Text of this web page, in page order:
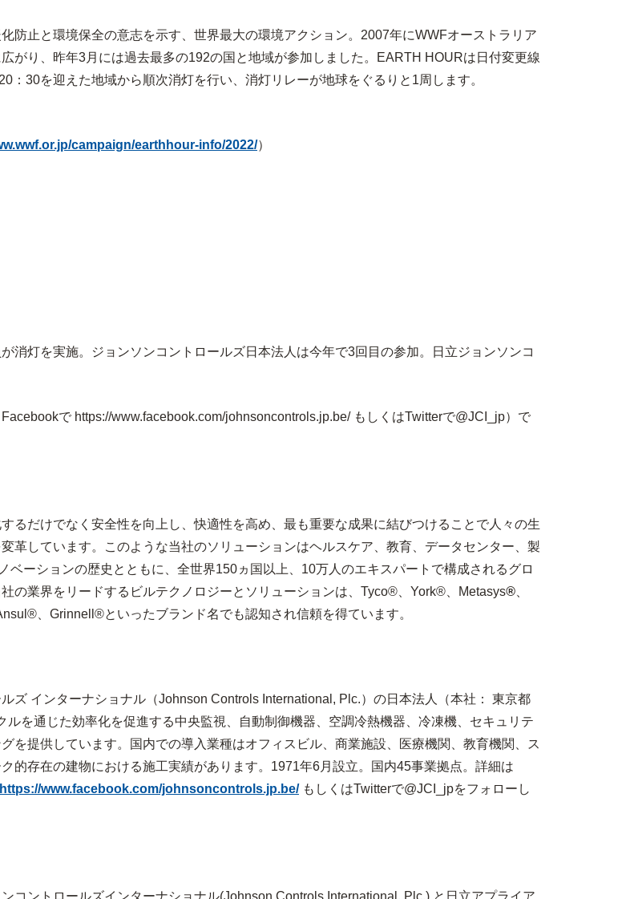
防止と環境保全の意志を示す、世界最大の環境アクション。2007年にWWFオーストラリア
がり、昨年3月には過去最多の192の国と地域が参加しました。EARTH HOURは日付変更線
30を迎えた地域から順次消灯を行い、消灯リレーが地球をぐるりと1周します。
campaign/earthhour-info/2022/）
消灯を実施。ジョンソンコントロールズ日本法人は今年で3回目の参加。日立ジョンソンコ
で https://www.facebook.com/johnsoncontrols.jp.be/ もしくはTwitterで@JCI_jp）で
るだけでなく安全性を向上し、快適性を高め、最も重要な成果に結びつけることで人々の生
革しています。このような当社のソリューションはヘルスケア、教育、データセンター、製
ベーションの歴史とともに、全世界150ヵ国以上、 10万人のエキスパートで構成されるグロ
の業界をリードするビルテクノロジーとソリューションは、 Tyco® York® Metasys®
Grinnell®といったブランド名でも認知され信頼を得ています。
ズ インターナショナル（Johnson Controls International, Plc.）の日本法人（本社： 東京都
を通じた効率化を促進する中央監視、自動制御機器、空調冷熱機器、冷凍機、セキュリテ
を提供しています。国内での導入業種はオフィスビル、商業施設、医療機関、教育機関、ス
的存在の建物における施工実績があります。1971年6月設立。国内45事業拠点。詳細は
https://www.facebook.com/johnsoncontrols.jp.be/もしくはTwitterで@JCI_jpをフォローし
ンコントロールズインターナショナル(Johnson Controls International, Plc.) と日立アプライア